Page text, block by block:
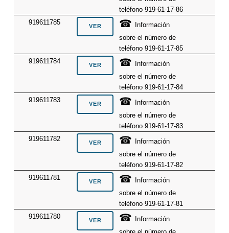
teléfono 919-61-17-86
919611785
☎
Información
sobre el número de
teléfono 919-61-17-85
919611784
☎
Información
sobre el número de
teléfono 919-61-17-84
919611783
☎
Información
sobre el número de
teléfono 919-61-17-83
919611782
☎
Información
sobre el número de
teléfono 919-61-17-82
919611781
☎
Información
sobre el número de
teléfono 919-61-17-81
919611780
☎
Información